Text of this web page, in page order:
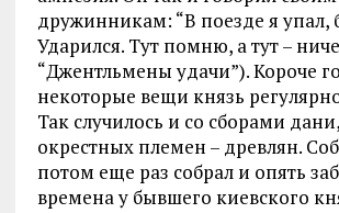
дружинникам: “В поезде я упал,
Ударился. Тут помню, а тут –
“Джентльмены удачи”). Короче
некоторые вещи князь
Так случилось и со сборами
окрестных племен – древлян.
потом еще раз собрал и опять
времена у бывшего киевского